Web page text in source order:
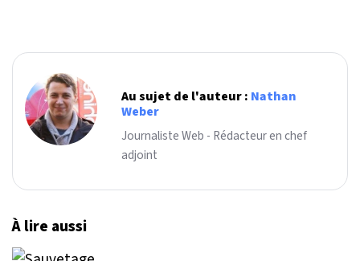
Au sujet de l'auteur : Nathan
Weber
Journaliste Web - Rédacteur en chef
adjoint
À lire aussi